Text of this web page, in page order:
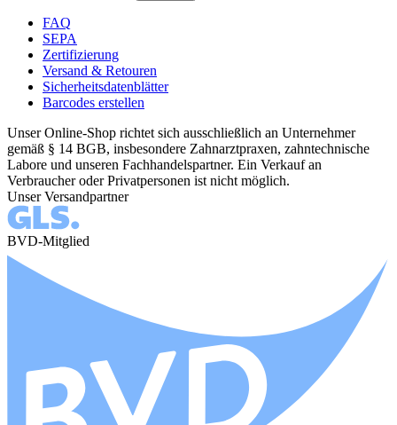
FAQ
SEPA
Zertifizierung
Versand & Retouren
Sicherheitsdatenblätter
Barcodes erstellen
Unser Online-Shop richtet sich ausschließlich an Unternehmer
gemäß § 14 BGB, insbesondere Zahnarztpraxen, zahntechnische
Labore und unseren Fachhandelspartner. Ein Verkauf an
Verbraucher oder Privatpersonen ist nicht möglich.
Unser Versandpartner
BVD-Mitglied